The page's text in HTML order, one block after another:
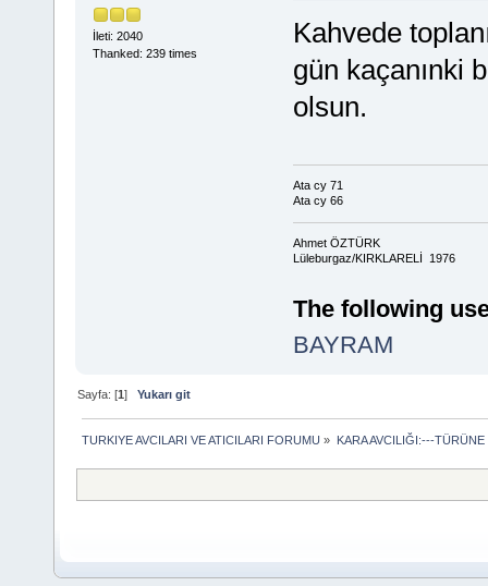
İleti: 2040
Thanked: 239 times
Kahvede
gün kaçanınki
olsun.
Ata cy 71
Ata cy 66
Ahmet ÖZTÜRK
Lüleburgaz/KIRKLARELİ 1976
The following
BAYRAM
Sayfa: [1]Yukarı git
TURKIYE AVCILARI VE ATICILARI FORUMU » KARA AVCILIĞI:---